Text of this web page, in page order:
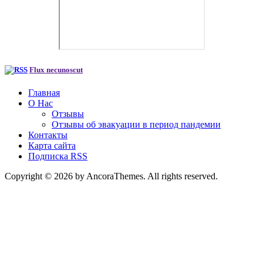
Flux necunoscut
Главная
О Нас
Отзывы
Отзывы об эвакуации в период пандемии
Контакты
Карта сайта
Подписка RSS
Copyright © 2026 by AncoraThemes. All rights reserved.